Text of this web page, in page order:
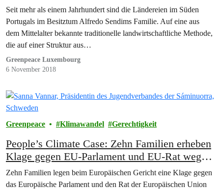
Seit mehr als einem Jahrhundert sind die Ländereien im Süden
Portugals im Besitztum Alfredo Sendims Familie. Auf eine aus
dem Mittelalter bekannte traditionelle landwirtschaftliche Methode,
die auf einer Struktur aus…
Greenpeace Luxembourg
6 November 2018
Greenpeace Klimawandel Gerechtigkeit
People’s Climate Case: Zehn Familien erheben
Klage gegen EU-Parlament und EU-Rat wegen
“Klima-Untätigkeit”
Zehn Familien legen beim Europäischen Gericht eine Klage gegen
das Europäische Parlament und den Rat der Europäischen Union